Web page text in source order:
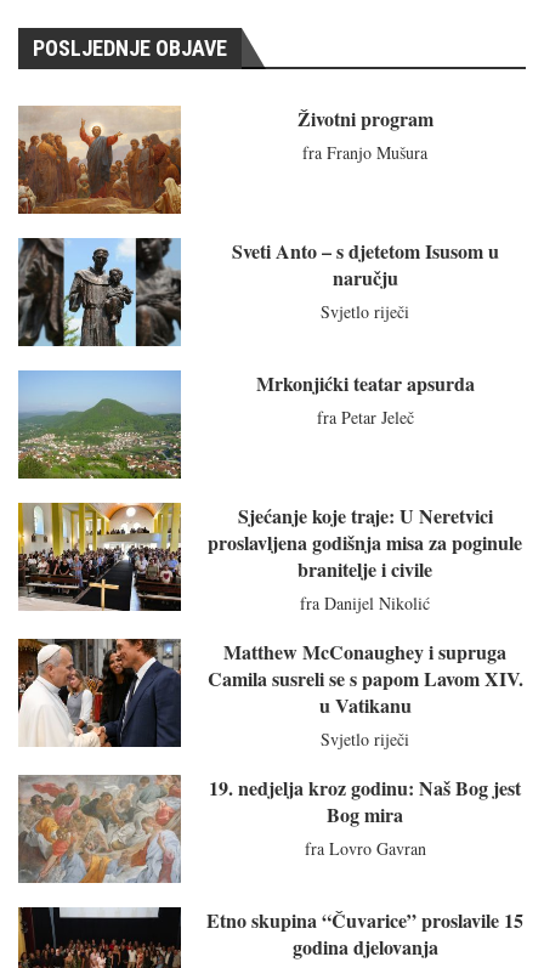
POSLJEDNJE OBJAVE
Životni program
fra Franjo Mušura
Sveti Anto – s djetetom Isusom u
naručju
Svjetlo riječi
Mrkonjićki teatar apsurda
fra Petar Jeleč
Sjećanje koje traje: U Neretvici
proslavljena godišnja misa za poginule
branitelje i civile
fra Danijel Nikolić
Matthew McConaughey i supruga
Camila susreli se s papom Lavom XIV.
u Vatikanu
Svjetlo riječi
19. nedjelja kroz godinu: Naš Bog jest
Bog mira
fra Lovro Gavran
Etno skupina “Čuvarice” proslavile 15
godina djelovanja